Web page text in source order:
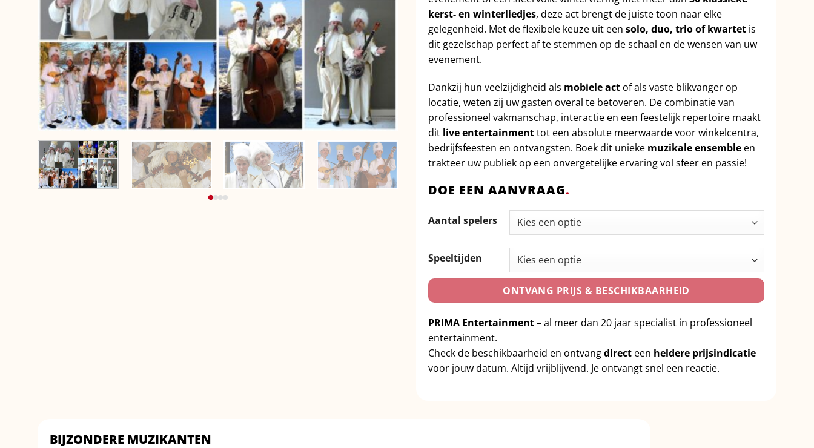
kerst- en winterliedjes, deze act brengt de juiste toon naar elke
gelegenheid. Met de flexibele keuze uit een solo, duo, trio of kwartet is
dit gezelschap perfect af te stemmen op de schaal en de wensen van uw
evenement.
Dankzij hun veelzijdigheid als mobiele act of als vaste blikvanger op
locatie, weten zij uw gasten overal te betoveren. De combinatie van
professioneel vakmanschap, interactie en een feestelijk repertoire maakt
dit live entertainmenttot een absolute meerwaarde voor winkelcentra,
bedrijfsfeesten en ontvangsten. Boek dit unieke muzikale ensemble en
trakteer uw publiek op een onvergetelijke ervaring vol sfeer en passie!
DOE EEN AANVRAAG.
Aantal spelers
Speeltijden
ONTVANG PRIJS & BESCHIKBAARHEID
PRIMA Entertainment– al meer dan 20 jaar specialist in professioneel
entertainment.
Check de beschikbaarheid en ontvangdirect een heldere prijsindicatie
voor jouw datum. Altijd vrijblijvend. Je ontvangt snel een reactie.
BIJZONDERE MUZIKANTEN